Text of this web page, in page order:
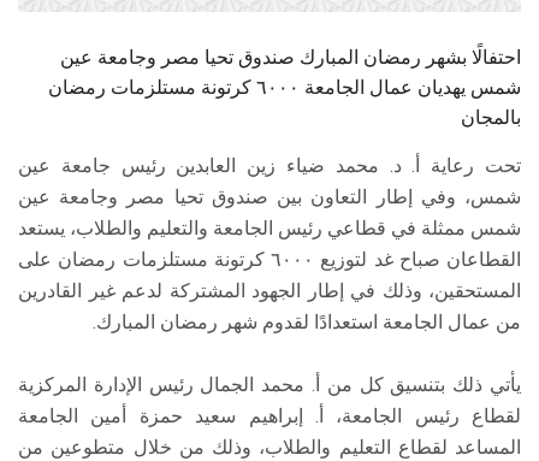
احتفالًا بشهر رمضان المبارك صندوق تحيا مصر وجامعة عين
شمس يهديان عمال الجامعة ٦٠٠٠ كرتونة مستلزمات رمضان
بالمجان
تحت رعاية أ. د. محمد ضياء زين العابدين رئيس جامعة عين
شمس، وفي إطار التعاون بين صندوق تحيا مصر وجامعة عين
شمس ممثلة في قطاعي رئيس الجامعة والتعليم والطلاب، يستعد
القطاعان صباح غد لتوزيع ٦٠٠٠ كرتونة مستلزمات رمضان على
المستحقين، وذلك في إطار الجهود المشتركة لدعم غير القادرين
من عمال الجامعة استعدادًا لقدوم شهر رمضان المبارك.
يأتي ذلك بتنسيق كل من أ. محمد الجمال رئيس الإدارة المركزية
لقطاع رئيس الجامعة، أ. إبراهيم سعيد حمزة أمين الجامعة
المساعد لقطاع التعليم والطلاب، وذلك من خلال متطوعين من